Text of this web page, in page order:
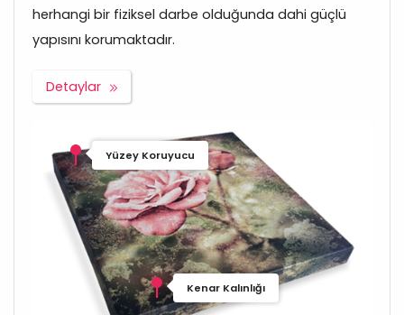
herhangi bir fiziksel darbe olduğunda dahi güçlü
yapısını korumaktadır.
Detaylar
Yüzey Koruyucu
Kenar Kalınlığı